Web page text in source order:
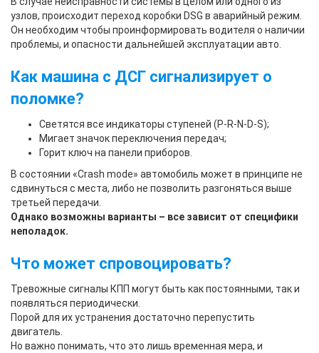
узлов, происходит переход коробки DSG в аварийный режим
Он необходим чтобы проинформировать водителя о наличии
проблемы, и опасности дальнейшей эксплуатации авто.
Как машина с ДСГ сигнализирует о
поломке?
Светятся все индикаторы ступеней (P-R-N-D-S);
Мигает значок переключения передач;
Горит ключ на панели приборов.
В состоянии «Crash mode» автомобиль может в принципе не
сдвинуться с места, либо не позволить разгоняться выше
третьей передачи.
Однако возможны варианты – все зависит от специфики
неполадок.
Что может спровоцировать?
Тревожные сигналы КПП могут быть как постоянными, так и
появляться периодически.
Порой для их устранения достаточно перепустить
двигатель.
Но важно понимать, что это лишь временная мера, и